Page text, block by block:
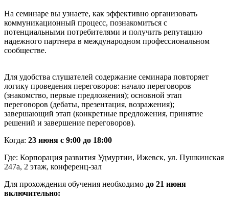
На семинаре вы узнаете, как эффективно организовать
коммуникационный процесс, познакомиться с
потенциальными потребителями и получить репутацию
надежного партнера в международном профессиональном
сообществе.
Для удобства слушателей содержание семинара повторяет
логику проведения переговоров: начало переговоров
(знакомство, первые предложения); основной этап
переговоров (дебаты, презентация, возражения);
завершающий этап (конкретные предложения, принятие
решений и завершение переговоров).
Когда: 23 июня с 9:00 до 18:00
Где: Корпорация развития Удмуртии, Ижевск, ул. Пушкинская
247а, 2 этаж, конференц-зал
Для прохождения обучения необходимо до 21 июня
включительно: